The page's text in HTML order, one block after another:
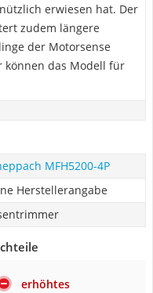
erwiesen hat. Der
zudem längere
der Motorsense
können das Modell für
MFH5200-4P
Herstellerangabe
erhöhtes